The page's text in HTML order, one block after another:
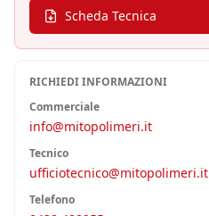
Scheda Tecnica
RICHIEDI INFORMAZIONI
Commerciale
info@mitopolimeri.it
Tecnico
ufficiotecnico@mitopolimeri.it
Telefono